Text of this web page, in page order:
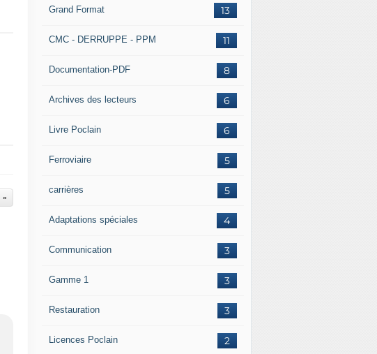
13
Grand Format
11
CMC - DERRUPPE - PPM
8
Documentation-PDF
6
Archives des lecteurs
6
Livre Poclain
5
Ferroviaire
5
carrières
4
Adaptations spéciales
3
Communication
3
Gamme 1
3
Restauration
2
Licences Poclain